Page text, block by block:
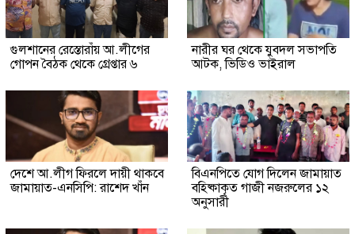
গুলশানের রেস্তোরাঁয় আ.লীগের
গোপন বৈঠক থেকে গ্রেপ্তার ৬
নারীর ঘর থেকে যুবদল সভাপতি
আটক, ভিডিও ভাইরাল
দেশে আ.লীগ ফিরলে দায়ী থাকবে
জামায়াত-এনসিপি: রাশেদ খাঁন
বিএনপিতে যোগ দিলেন জামায়াত
বহিষ্কাকৃত গাজী নজরুলের ১২
অনুসারী